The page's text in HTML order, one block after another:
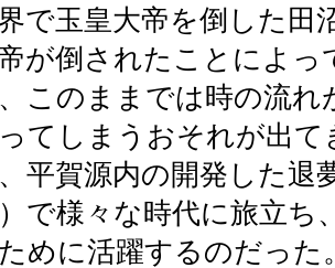
で玉皇大帝を倒した田
が倒されたことによっ
このままでは時の流
てしまうおそれが出て
平賀源内の開発した退
で様々な時代に旅立ち
めに活躍するのだった